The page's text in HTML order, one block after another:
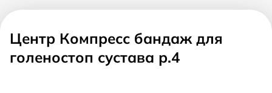
Центр Компресс бандаж для
голеностоп сустава р.4